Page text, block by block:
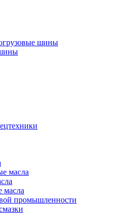
шины
масла
масла
промышленности